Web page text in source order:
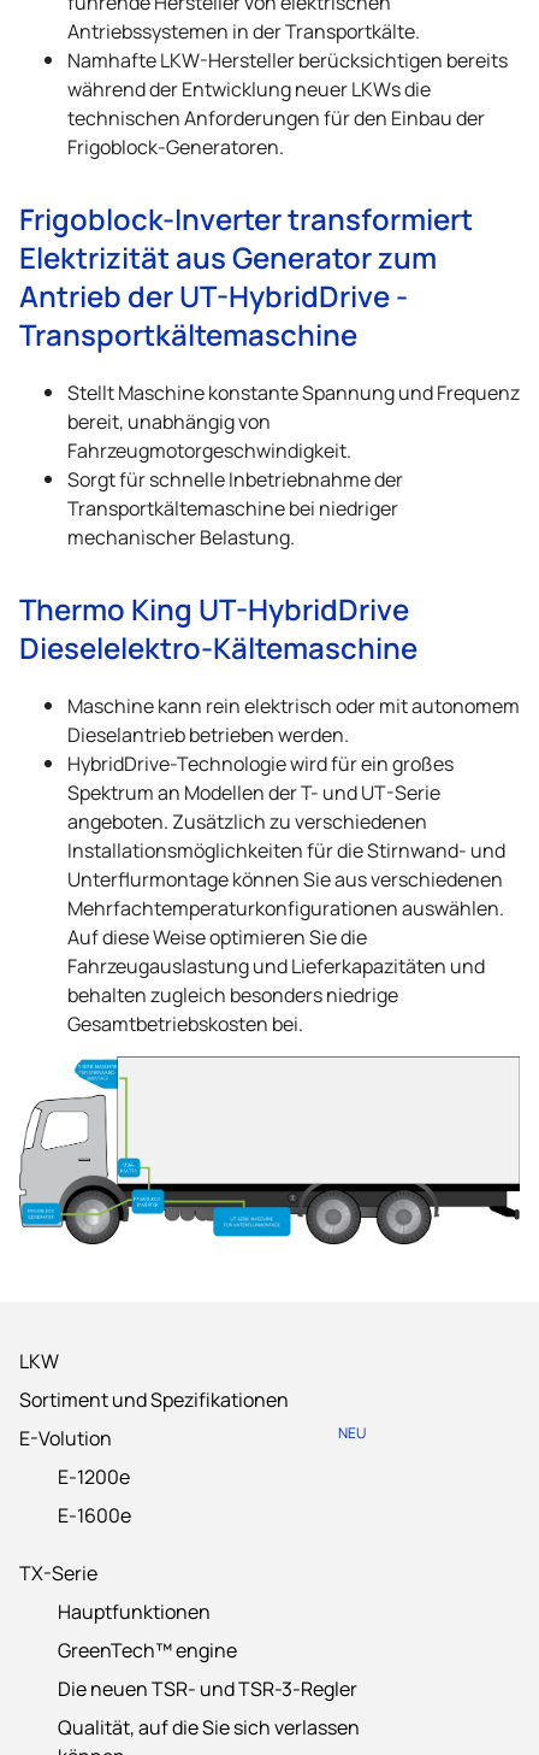
LKW
Sortiment und Spezifikationen
E-Volution
NEU
E-1200e
E-1600e
TX-Serie
Hauptfunktionen
GreenTech™ engine
Die neuen TSR- und TSR-3-Regler
Qualität, auf die Sie sich verlassen
Antriebssystemen in der Transportkälte.
Namhafte LKW-Hersteller berücksichtigen bereits
während der Entwicklung neuer LKWs die
technischen Anforderungen für den Einbau der
Frigoblock-Generatoren.
Frigoblock-Inverter transformiert
Elektrizität aus Generator zum
Antrieb der UT-HybridDrive -
Transportkältemaschine
Stellt Maschine konstante Spannung und Frequenz
bereit, unabhängig von
Fahrzeugmotorgeschwindigkeit.
Sorgt für schnelle Inbetriebnahme der
Transportkältemaschine bei niedriger
mechanischer Belastung.
Thermo King UT-HybridDrive
Dieselelektro-Kältemaschine
Maschine kann rein elektrisch oder mit autonomem
Dieselantrieb betrieben werden.
HybridDrive-Technologie wird für ein großes
Spektrum an Modellen der T- und UT-Serie
angeboten. Zusätzlich zu verschiedenen
Installationsmöglichkeiten für die Stirnwand- und
Unterflurmontage können Sie aus verschiedenen
Mehrfachtemperaturkonfigurationen auswählen.
Auf diese Weise optimieren Sie die
Fahrzeugauslastung und Lieferkapazitäten und
behalten zugleich besonders niedrige
Gesamtbetriebskosten bei.